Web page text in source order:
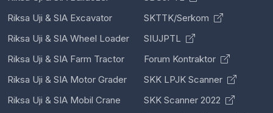
Riksa Uji & SIA Excavator
Riksa Uji & SIA Wheel Loader
Riksa Uji & SIA Farm Tractor
Riksa Uji & SIA Motor Grader
Riksa Uji & SIA Mobil Crane
SKTTK/Serkom
SIUJPTL
Forum Kontraktor
SKK LPJK Scanner
SKK Scanner 2022